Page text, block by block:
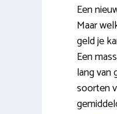
Een
Maar
geld je
Een
lang van
soorten